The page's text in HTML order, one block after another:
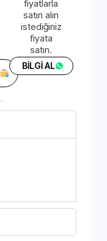
fiyatlarla
satın alın
istediğiniz
fiyata
satın.
BİLGİ AL